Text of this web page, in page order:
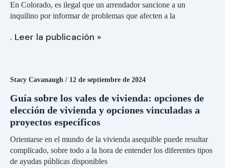
En Colorado, es ilegal que un arrendador sancione a un
inquilino por informar de problemas que afecten a la
. Leer la publicación »
Stacy Cavanaugh / 12 de septiembre de 2024
Guía sobre los vales de vivienda: opciones de
elección de vivienda y opciones vinculadas a
proyectos específicos
Orientarse en el mundo de la vivienda asequible puede resultar
complicado, sobre todo a la hora de entender los diferentes tipos
de ayudas públicas disponibles
los
vales
de
vivienda:
opciones
de
elección
de
vivienda